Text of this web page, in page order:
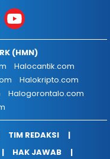
(HMN)
Halocantik.com
Halokripto.com
Halogorontalo.com
TIM REDAKSI
HAK JAWAB